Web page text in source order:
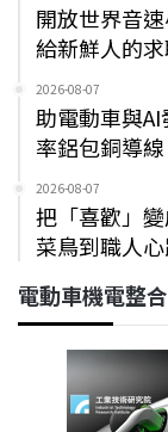
開放世界音
給新鮮人的
2026-08-07
助電動車與
率鋁包銅導線
2026-08-07
把「喜歡」
菜鳥到職人
電動車機電整